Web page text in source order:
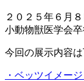
２０２５年６月
小動物獣医学会
今回の展示内容は
・ベッツイメー